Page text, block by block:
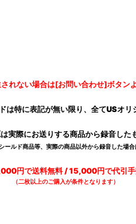
れない場合は[お問い合わせ]ボタン
は特に表記が無い限り、全てUSオ
実際にお送りする商品から録音した
ールド商品等、実際の商品以外から録音した場
円で送料無料 / 15,000円で代引手
（二枚以上のご購入が条件となります）